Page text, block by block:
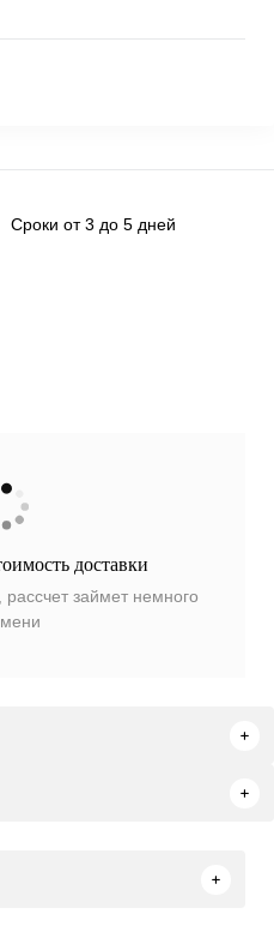
Сроки от 3 до 5 дней
доставки
займет немного